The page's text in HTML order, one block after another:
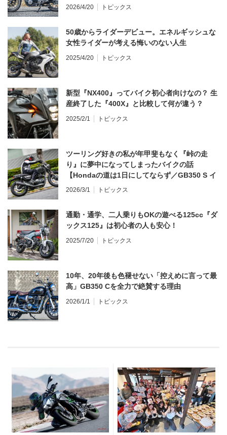
う？
2026/4/20 トピックス
50歳からライダーデビュー。エネルギッシュな
女性ライダーが考える悔いのない人生
2025/4/20 トピックス
新型『NX400』ってバイク初心者向けなの？ 生
産終了した『400X』と比較して何が違う？
2025/2/1 トピックス
ツーリング好きの私が年甲斐もなく『峠の走
り』に夢中になってしまったバイクの話
【Hondaの道は1日にしてならず／GB350 S イ
ンプレ・レビュー 前編】
2026/3/1 トピックス
通勤・通学、二人乗りもOKの遊べる125cc『ダ
ックス125』は初心者の人も安心！
2025/7/20 トピックス
10年、20年後も色褪せない「控えめに言って最
高」GB350 Cを全力で絶賛する理由
2026/1/1 トピックス